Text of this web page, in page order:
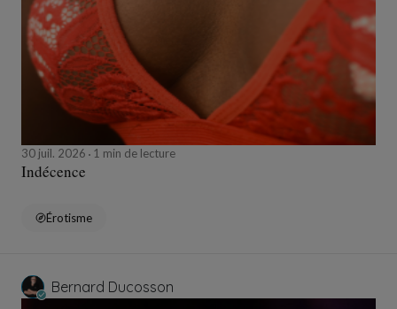
30 juil. 2026 1 min de lecture
Indécence
Érotisme
Bernard Ducosson